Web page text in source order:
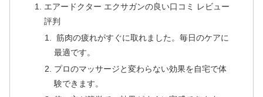
エアードクター エクサガンの良い口コミ レビュー
評判
筋肉の疲れがすぐに取れました。毎日のケアに
最適です。
プロのマッサージと変わらない効果を自宅で体
験できます。